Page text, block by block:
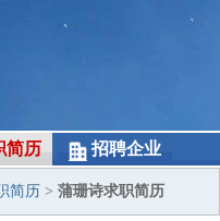
简历 招聘企业
简历 > 蒲珊诗求职简历